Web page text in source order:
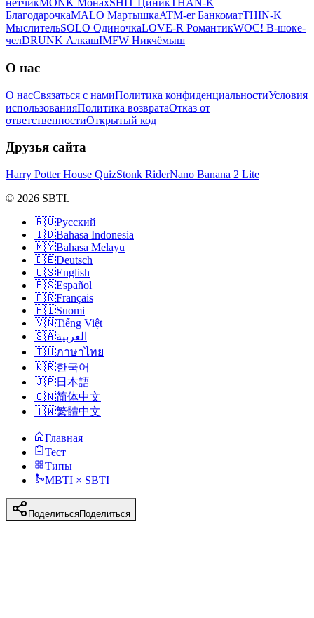
нетчикMONK МонахSHIT Циник THAN-K
БлагодарочкаMALO МартышкаATM-er БанкоматTHIN-K
МыслительSOLO ОдиночкаLOVE-R РомантикWOC! В-шоке-
челDRUNK АлкашIMFW Никчёмыш
О нас
О насСвязаться с намиПолитика конфиденциальностиУсловия
использованияПолитика возвратаОтказ от
ответственностиОткрытый код
Друзья сайта
Harry Potter House QuizStonk RiderNano Banana 2 Lite
© 2026 SBTI.
🇷🇺Русский
🇮🇩Bahasa Indonesia
🇲🇾Bahasa Melayu
🇩🇪Deutsch
🇺🇸English
🇪🇸Español
🇫🇷Français
🇫🇮Suomi
🇻🇳Tiếng Việt
🇸🇦العربية
🇹🇭ภาษาไทย
🇰🇷한국어
🇯🇵日本語
🇨🇳简体中文
🇹🇼繁體中文
Главная
Тест
Типы
MBTI × SBTI
ПоделитьсяПоделиться